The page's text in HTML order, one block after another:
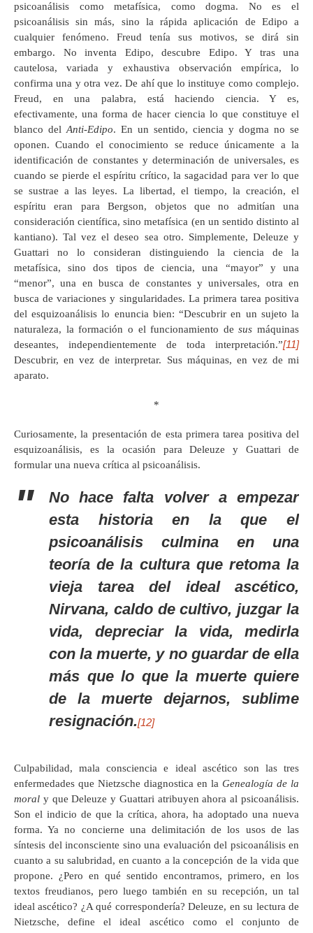
psicoanálisis como metafísica, como dogma. No es el
psicoanálisis sin más, sino la rápida aplicación de Edipo a
cualquier fenómeno. Freud tenía sus motivos, se dirá sin
embargo. No inventa Edipo, descubre Edipo. Y tras una
cautelosa, variada y exhaustiva observación empírica, lo
confirma una y otra vez. De ahí que lo instituye como complejo.
Freud, en una palabra, está haciendo ciencia. Y es,
efectivamente, una forma de hacer ciencia lo que constituye el
blanco del Anti-Edipo. En un sentido, ciencia y dogma no se
oponen. Cuando el conocimiento se reduce únicamente a la
identificación de constantes y determinación de universales, es
cuando se pierde el espíritu crítico, la sagacidad para ver lo que
se sustrae a las leyes. La libertad, el tiempo, la creación, el
espíritu eran para Bergson, objetos que no admitían una
consideración científica, sino metafísica (en un sentido distinto al
kantiano). Tal vez el deseo sea otro. Simplemente, Deleuze y
Guattari no lo consideran distinguiendo la ciencia de la
metafísica, sino dos tipos de ciencia, una “mayor” y una
“menor”, una en busca de constantes y universales, otra en
busca de variaciones y singularidades. La primera tarea positiva
del esquizoanálisis lo enuncia bien: “Descubrir en un sujeto la
naturaleza, la formación o el funcionamiento desus máquinas
deseantes, independientemente de toda interpretación.”[11]
Descubrir, en vez de interpretar. Sus máquinas, en vez de mi
aparato.
*
Curiosamente, la presentación de esta primera tarea positiva del
esquizoanálisis, es la ocasión para Deleuze y Guattari de
formular una nueva crítica al psicoanálisis.
No hace falta volver a empezar
esta historia en la que el
psicoanálisis culmina en una
teoría de la cultura que retoma la
vieja tarea del ideal ascético,
Nirvana, caldo de cultivo, juzgar la
vida, depreciar la vida, medirla
con la muerte, y no guardar de ella
más que lo que la muerte quiere
de la muerte dejarnos, sublime
resignación.[12]
Culpabilidad, mala consciencia e ideal ascético son las tres
enfermedades que Nietzsche diagnostica en la Genealogía de la
moral y que Deleuze y Guattari atribuyen ahora al psicoanálisis.
Son el indicio de que la crítica, ahora, ha adoptado una nueva
forma. Ya no concierne una delimitación de los usos de las
síntesis del inconsciente sino una evaluación del psicoanálisis en
cuanto a su salubridad, en cuanto a la concepción de la vida que
propone. ¿Pero en qué sentido encontramos, primero, en los
textos freudianos, pero luego también en su recepción, un tal
ideal ascético? ¿A qué correspondería? Deleuze, en su lectura de
Nietzsche, define el ideal ascético como el conjunto de